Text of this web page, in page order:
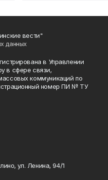
вести"
данных
в Управлении
в сфере связи,
коммуникаций по
номер ПИ № ТУ
ул. Ленина, 94/1